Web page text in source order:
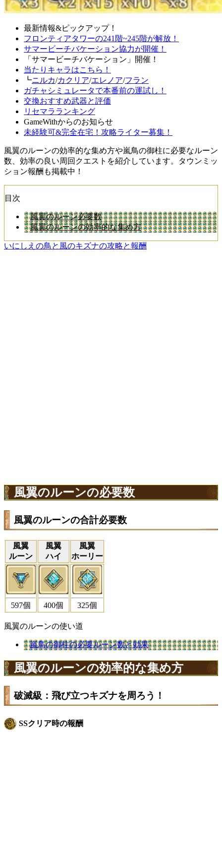
最新情報&ピックアップ！
フロンティアタワーの241階~245階が解放！
サマービーチバケーション協力が開催！
「サマービーチバケーション」開催！
当たりキャラはこちら！
┗ニルカ/カクリア/エレノア/フラン
ガチャシミュレータで本番前の運試し！
交換おすすめ武器と評価
リセマラランキング
GameWithからのお知らせ
未経験可&完全在宅！攻略ライター募集！
風翼のルーンの効率的な集め方や嵐鳥の御柱に必要なルーン
数、効率の良い周回クエストを紹介しています。タウンミッ
ション報酬も掲載中！
目次
風翼のルーン必要数
風翼のルーンの効率的な集め方
いにしえの鳥と風のキズナの攻略と報酬
風翼のルーンの必要数
風翼のルーンの合計必要数
風翼
ルーン
風翼
ハイ
風翼
ホーリー
597個 400個 325個
風翼のルーンの使い道
嵐鳥の御柱の必要ルーン数と効果
風翼のルーンの効率的な集め方
破滅級：飛び立つキズナを周ろう！
SSクリア時の報酬